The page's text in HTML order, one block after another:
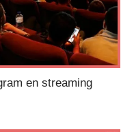
en streaming